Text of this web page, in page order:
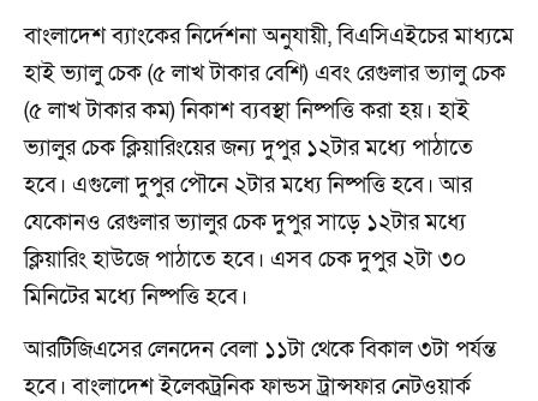
বাংলাদেশ ব্যাংকের নির্দেশনা অনুযায়ী, বিএসিএইচের মাধ্যমে
হাই ভ্যালু চেক (৫ লাখ টাকার বেশি) এবং রেগুলার ভ্যালু চেক
(৫ লাখ টাকার কম) নিকাশ ব্যবস্থা নিষ্পত্তি করা হয়। হাই
ভ্যালুর চেক ক্লিয়ারিংয়ের জন্য দুপুর ১২টার মধ্যে পাঠাতে
হবে। এগুলো দুপুর পৌনে ২টার মধ্যে নিষ্পত্তি হবে। আর
যেকোনও রেগুলার ভ্যালুর চেক দুপুর সাড়ে ১২টার মধ্যে
ক্লিয়ারিং হাউজে পাঠাতে হবে। এসব চেক দুপুর ২টা ৩০
মিনিটের মধ্যে নিষ্পত্তি হবে।
আরটিজিএসের লেনদেন বেলা ১১টা থেকে বিকাল ৩টা পর্যন্ত
হবে। বাংলাদেশ ইলেকট্রনিক ফান্ডস ট্রান্সফার নেটওয়ার্ক